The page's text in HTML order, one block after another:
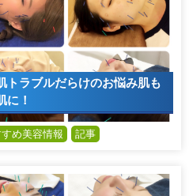
トラブルだらけのお悩み肌も
に！
め美容情報 記事